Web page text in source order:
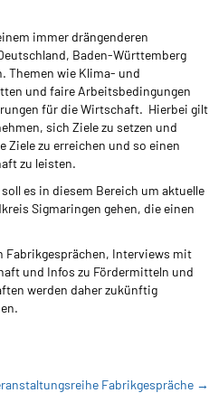
immer drängenderen
Baden-Württemberg
Themen wie Klima- und
und faire Arbeitsbedingungen
für die Wirtschaft. Hierbei gilt
sich Ziele zu setzen und
Ziele zu erreichen und so einen
zu leisten.
es in diesem Bereich um aktuelle
Sigmaringen gehen, die einen
Fabrikgesprächen, Interviews mit
und Infos zu Fördermitteln und
werden daher zukünftig
Fabrikgespräche →